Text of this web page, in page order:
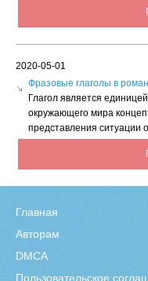
2020-05-01
Фразовые глаголы в
Глагол является
окружающего мира
представления ситуации
Главная
Авторам
DMCA
Пользовательское